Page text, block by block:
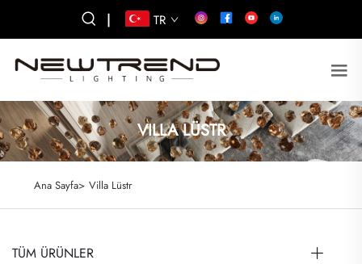
| TR
VILLA LÜSTR
Ana Sayfa> Villa Lüstr
TÜM ÜRÜNLER